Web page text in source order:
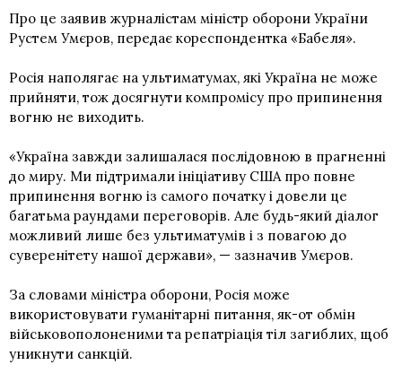
Про це заявив журналістам міністр оборони України
Рустем Умєров, передає кореспондентка «Бабеля».
Росія наполягає на ультиматумах, які Україна не може
прийняти, тож досягнути компромісу про припинення
вогню не виходить.
«Україна завжди залишалася послідовною в прагненні
до миру. Ми підтримали ініціативу США про повне
припинення вогню із самого початку і довели це
багатьма раундами переговорів. Але будь-який діалог
можливий лише без ультиматумів і з повагою до
суверенітету нашої держави», — зазначив Умєров.
За словами міністра оборони, Росія може
використовувати гуманітарні питання, як-от обмін
військовополоненими та репатріація тіл загиблих, щоб
уникнути санкцій.